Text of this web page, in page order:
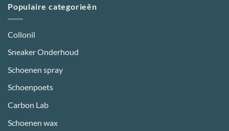
Populaire categorieën
Collonil
Sneaker Onderhoud
Schoenen spray
Schoenpoets
Carbon Lab
Schoenen wax